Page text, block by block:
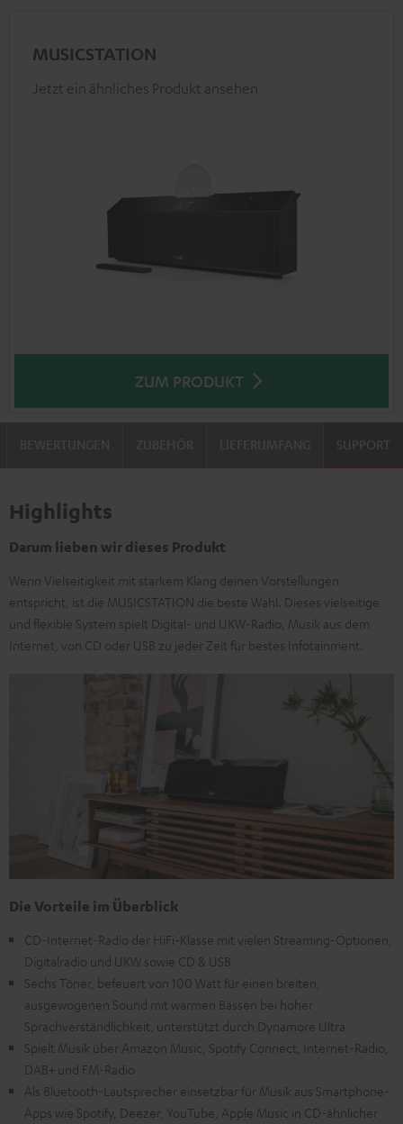
MUSICSTATION
Jetzt ein ähnliches Produkt ansehen
ZUM PRODUKT
SUPPORT
Highlights
Darum lieben wir dieses Produkt
Wenn Vielseitigkeit mit starkem Klang deinen Vorstellungen
entspricht, ist die MUSICSTATION die beste Wahl. Dieses vielseitige
und flexible System spielt Digital- und UKW-Radio, Musik aus dem
Internet, von CD oder USB zu jeder Zeit für bestes Infotainment.
Die Vorteile im Überblick
CD-Internet-Radio der HiFi-Klasse mit vielen Streaming-Optionen,
Digitalradio und UKW sowie CD & USB
Sechs Töner, befeuert von 100 Watt für einen breiten,
ausgewogenen Sound mit warmen Bässen bei hoher
Sprachverständlichkeit, unterstützt durch Dynamore Ultra
Spielt Musik über Amazon Music, Spotify Connect, Internet-Radio,
DAB+ und FM-Radio
Als Bluetooth-Lautsprecher einsetzbar für Musik aus Smartphone-
Apps wie Spotify, Deezer, YouTube, Apple Music in CD-ähnlicher